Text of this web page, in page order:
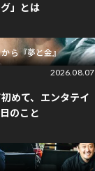
」とは
ら『夢と金』
2026.08.07
めて、エンタテイ
のこと